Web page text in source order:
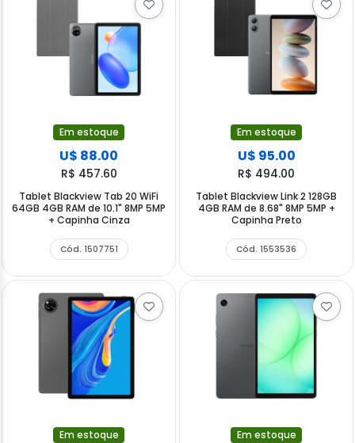
Em estoque
U$ 88.00
R$ 457.60
Tablet Blackview Tab 20 WiFi
64GB 4GB RAM de 10.1" 8MP 5MP
+ Capinha Cinza
Cód. 1507751
Em estoque
U$ 95.00
R$ 494.00
Tablet Blackview Link 2 128GB
4GB RAM de 8.68" 8MP 5MP +
Capinha Preto
Cód. 1553536
Em estoque Em estoque